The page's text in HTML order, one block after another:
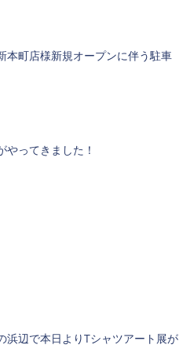
本町店様新規オープンに伴う駐車
やってきました！
浜辺で本日よりTシャツアート展が